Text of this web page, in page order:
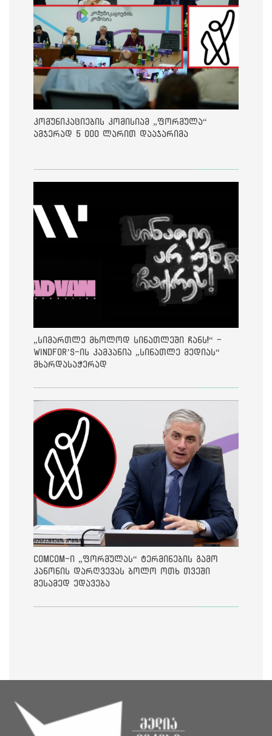
კომუნიკაციების კომისიამ „ფორმულა“
ამჯერად 5 000 ლარით დააჯარიმა
„სიმართლე მხოლოდ სინათლეში ჩანს!“ -
Windfor’s-ის კამპანია „სინათლე მედიას“
მხარდასაჭერად
ComCom-ი „ფორმულას“ ტერმინების გამო
კანონის დარღვევას ბოლო ოთხ თვეში
მესამედ ედავება